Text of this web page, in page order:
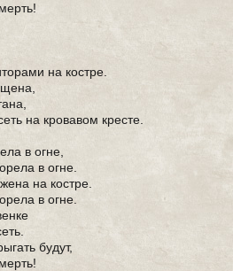
на костре.
на кровавом кресте.
в огне,
в огне.
на костре.
в огне.
будут,